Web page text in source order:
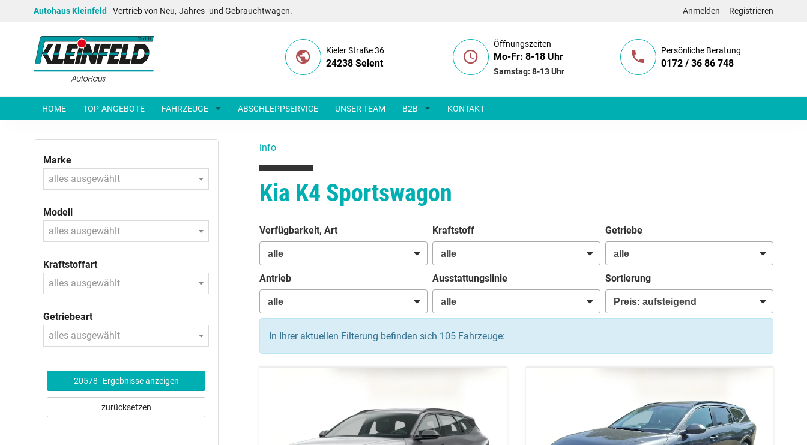
Autohaus Kleinfeld - Vertrieb von Neu,-Jahres- und Gebrauchtwagen. Anmelden Registrieren
Kieler Straße 36
24238 Selent
Öffnungszeiten
Mo-Fr: 8-18 Uhr
Samstag: 8-13 Uhr
Persönliche Beratung
0172 / 36 86 748
HOME TOP-ANGEBOTE FAHRZEUGE ABSCHLEPPSERVICE UNSER TEAM B2B KONTAKT
info
Kia K4 Sportswagon
Verfügbarkeit, Art Kraftstoff Getriebe
Antrieb Ausstattungslinie Sortierung
In Ihrer aktuellen Filterung befinden sich 105Fahrzeuge:
Marke
alles ausgewählt
Modell
alles ausgewählt
Kraftstoffart
alles ausgewählt
Getriebeart
alles ausgewählt
20578 Ergebnisse anzeigen
zurücksetzen